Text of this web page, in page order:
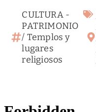
CULTURA -
PATRIMONIO
/ Templos y
lugares
religiosos